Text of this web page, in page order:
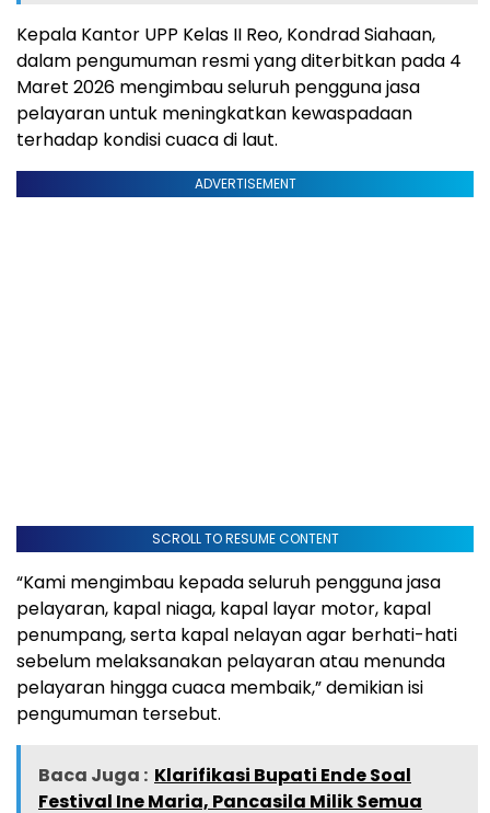
Kepala Kantor UPP Kelas II Reo, Kondrad Siahaan,
dalam pengumuman resmi yang diterbitkan pada 4
Maret 2026 mengimbau seluruh pengguna jasa
pelayaran untuk meningkatkan kewaspadaan
terhadap kondisi cuaca di laut.
ADVERTISEMENT
SCROLL TO RESUME CONTENT
“Kami mengimbau kepada seluruh pengguna jasa
pelayaran, kapal niaga, kapal layar motor, kapal
penumpang, serta kapal nelayan agar berhati-hati
sebelum melaksanakan pelayaran atau menunda
pelayaran hingga cuaca membaik,” demikian isi
pengumuman tersebut.
Baca Juga : Klarifikasi Bupati Ende Soal
Festival Ine Maria, Pancasila Milik Semua